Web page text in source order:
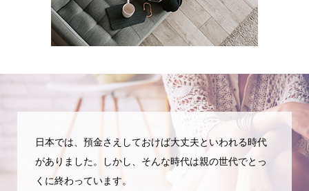
日本では、預金さえしておけば大丈夫といわれる時代
がありました。しかし、そんな時代は親の世代でとっ
くに終わっています。